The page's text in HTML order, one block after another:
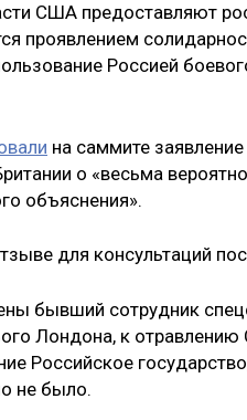
США предоставляют
проявлением
Россией
на саммите
о «весьма
объяснения».
для консультаций
бывший сотрудник
Лондона, к
Российское
не было.